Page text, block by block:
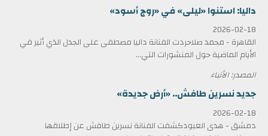
داليا: استنوا «ليلى» في «روج أسود»
2026-02-18
القاهرة - محمد صلاحردت الفنانة داليا مصطفى على الجدل الذي أثير في
الأيام الماضية حول المنشورات التي...
المصدر: الأنباء
جديد نسرين طافش.. «أرض جديدة»
2026-02-18
دمشق - هدى العبودكشفت الفنانة نسرين طافش عن إطلاقها